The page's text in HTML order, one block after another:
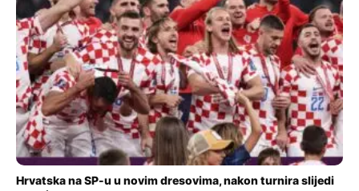
Hrvatska na SP-u u novim dresovima, nakon turnira slijedi